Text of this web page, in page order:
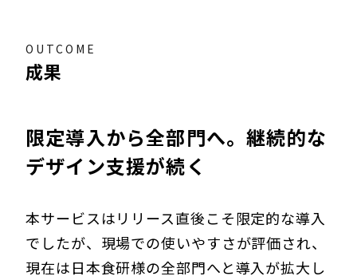
OUTCOME
成果
限定導入から全部門へ。継続的な
デザイン支援が続く
本サービスはリリース直後こそ限定的な導入
でしたが、現場での使いやすさが評価され、
現在は日本食研様の全部門へと導入が拡大し